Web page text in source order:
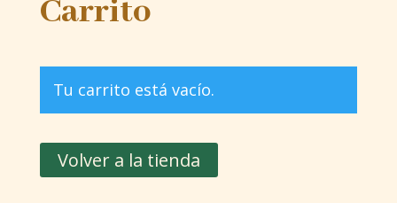
Carrito
Tu carrito está vacío.
Volver a la tienda